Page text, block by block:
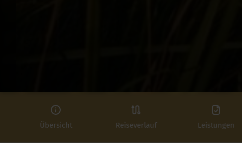
Übersicht Reiseverlauf Leistungen